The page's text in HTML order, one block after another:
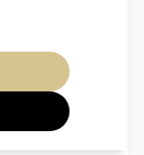
15 分钟。您将到
的剧场门口。这
距离花见小路徒步